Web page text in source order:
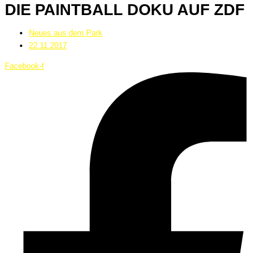
DIE PAINTBALL DOKU AUF ZDF
Neues aus dem Park
22.11.2017
Facebook-f